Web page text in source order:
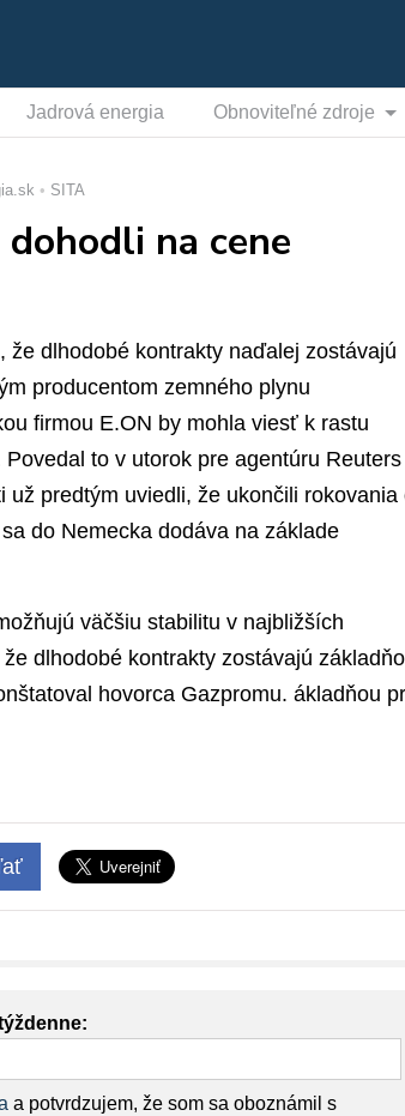
Jadrová energia Obnoviteľné zdroje
SITA
dohodli na cene
že dlhodobé kontrakty naďalej zostávajú
producentom zemného plynu
firmou E.ON by mohla viesť k rastu
to v utorok pre agentúru Reuters
už predtým uviedli, že ukončili rokovania
do Nemecka dodáva na základe
väčšiu stabilitu v najbližších
dlhodobé kontrakty zostávajú
hovorca Gazpromu. ákladňou
a potvrdzujem, že som sa oboznámil s